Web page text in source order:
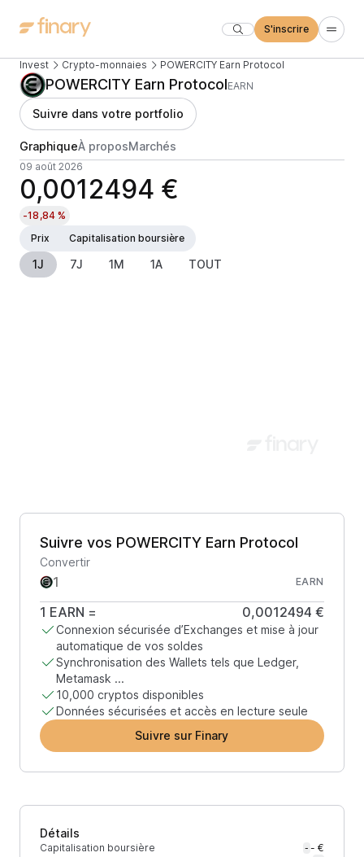
S'inscrire
Invest Crypto-monnaies POWERCITY Earn Protocol
POWERCITY Earn ProtocolEARN
Suivre dans votre portfolio
GraphiqueÀ proposMarchés
09 août 2026
0,0012494 €
-18,84 %
Prix
Capitalisation boursière
1J 7J 1M 1A TOUT
Suivre vos POWERCITY Earn Protocol
Convertir
EARN
1 EARN = 0,0012494 €
Connexion sécurisée d’Exchanges et mise à jour
automatique de vos soldes
Synchronisation des Wallets tels que Ledger,
Metamask ...
10,000 cryptos disponibles
Données sécurisées et accès en lecture seule
Suivre sur Finary
Détails
Capitalisation boursière - - €